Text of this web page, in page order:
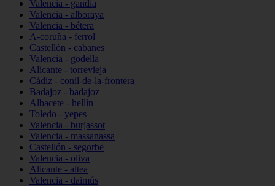
Valencia - gandia
Valencia - alboraya
Valencia - bétera
A-coruña - ferrol
Castellón - cabanes
Valencia - godella
Alicante - torrevieja
Cádiz - conil-de-la-frontera
Badajoz - badajoz
Albacete - hellín
Toledo - yepes
Valencia - burjassot
Valencia - massanassa
Castellón - segorbe
Valencia - oliva
Alicante - altea
Valencia - daimús